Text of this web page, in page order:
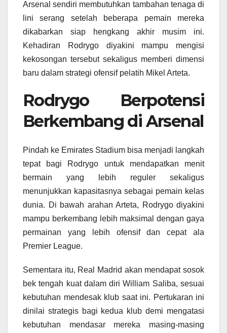
Arsenal sendiri membutuhkan tambahan tenaga di
lini serang setelah beberapa pemain mereka
dikabarkan siap hengkang akhir musim ini.
Kehadiran Rodrygo diyakini mampu mengisi
kekosongan tersebut sekaligus memberi dimensi
baru dalam strategi ofensif pelatih Mikel Arteta.
Rodrygo Berpotensi
Berkembang di Arsenal
Pindah ke Emirates Stadium bisa menjadi langkah
tepat bagi Rodrygo untuk mendapatkan menit
bermain yang lebih reguler sekaligus
menunjukkan kapasitasnya sebagai pemain kelas
dunia. Di bawah arahan Arteta, Rodrygo diyakini
mampu berkembang lebih maksimal dengan gaya
permainan yang lebih ofensif dan cepat ala
Premier League.
Sementara itu, Real Madrid akan mendapat sosok
bek tengah kuat dalam diri William Saliba, sesuai
kebutuhan mendesak klub saat ini. Pertukaran ini
dinilai strategis bagi kedua klub demi mengatasi
kebutuhan mendasar mereka masing-masing